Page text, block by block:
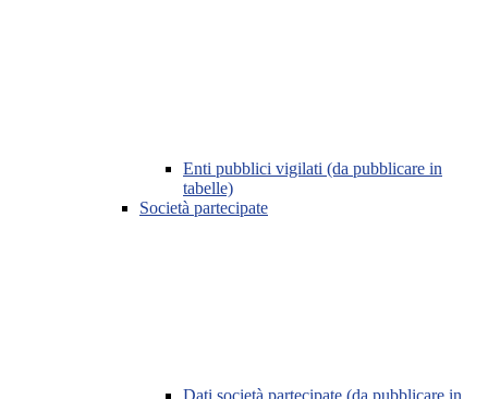
Enti pubblici vigilati (da pubblicare in
tabelle)
Società partecipate